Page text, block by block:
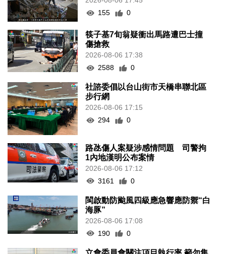
155
0
筷子基7旬翁疑衝出馬路遭巴士撞
傷搶救
2026-08-06 17:38
2588
0
社諮委倡以台山街市天橋串聯北區
步行網
2026-08-06 17:15
294
0
路氹傷人案疑涉感情問題 司警拘
1內地漢明公布案情
2026-08-06 17:12
3161
0
閩啟動防颱風四級應急響應防禦“白
海豚”
2026-08-06 17:08
190
0